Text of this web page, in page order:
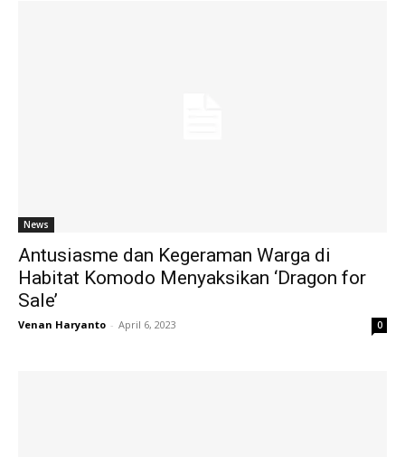
News
Antusiasme dan Kegeraman Warga di
Habitat Komodo Menyaksikan ‘Dragon for
Sale’
Venan Haryanto - April 6, 2023 0